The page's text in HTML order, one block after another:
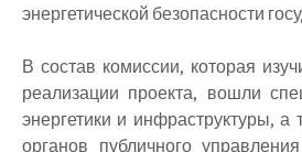
энергетической безопасности
В состав комиссии, которая
реализации проекта, вошли
энергетики и инфраструктуры, а
органов публичного